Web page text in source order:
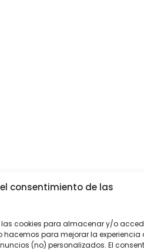
consentimiento de las
cookies para almacenar y/o
hacemos para mejorar la experiencia
(no) personalizados. El